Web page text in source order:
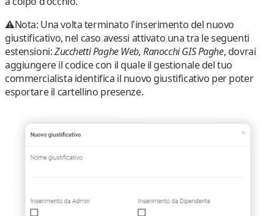
⚠️Nota: Una volta terminato l'inserimento del nuovo
giustificativo, nel caso avessi attivato una tra le seguenti
estensioni:Zucchetti Paghe Web, Ranocchi GIS Paghe, dovrai
aggiungere il codice con il quale il gestionale del tuo
commercialista identifica il nuovo giustificativo per poter
esportare il cartellino presenze.